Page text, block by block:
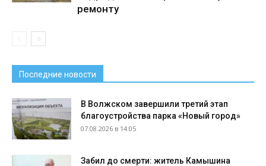
ремонту
Последние новости
В Волжском завершили третий этап
благоустройства парка «Новый город»
07.08.2026 в 14:05
Забил до смерти: житель Камышина